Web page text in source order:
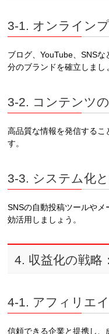
3-1. オンライン
ブログ、YouTube、SNS
分のブランドを確立しまし
3-2. コンテンツ
高品質な情報を発信するこ
す。
3-3. システム化
SNSの自動投稿ツールや
効活用しましょう。
4. 収益化の戦略
4-1. アフィリエ
信頼できる企業と提携し、